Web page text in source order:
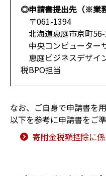
◎申請書提出先（※業
〒061-1394
北海道恵庭市京町
中央コンピューター
恵庭ビジネスデザ
税BPO担当
なお、ご自身で申請書を
以下を参考に申請書をご
寄附金税額控除に係